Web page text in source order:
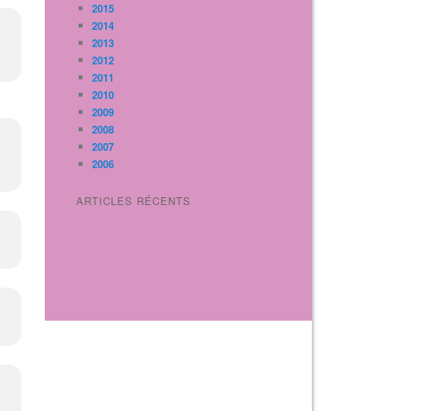
2015
2014
2013
2012
2011
2010
2009
2008
2007
2006
ARTICLES RÉCENTS